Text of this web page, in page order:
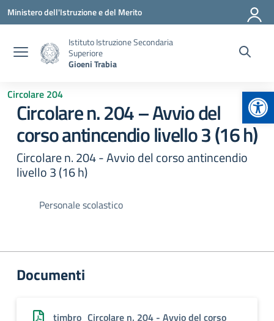
Vai ai contenuti
Vai al menu di navigazione
Vai al footer
Ministero dell'Istruzione e del Merito
Istituto Istruzione Secondaria
Superiore
Gioeni Trabia
Circolare 204
Circolare n. 204 – Avvio del
corso antincendio livello 3 (16 h)
Circolare n. 204 - Avvio del corso antincendio
livello 3 (16 h)
Personale scolastico
Documenti
timbro_Circolare n. 204 - Avvio del corso